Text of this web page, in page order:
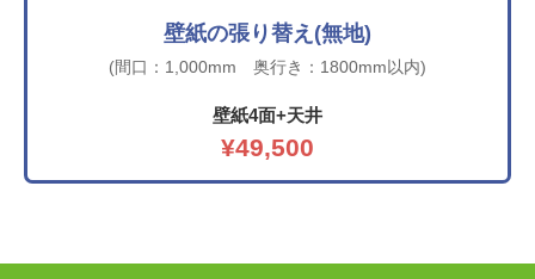
壁紙の張り替え(無地)
(間口：1,000mm 奥行き：1800mm以内)
壁紙4面+天井
¥49,500